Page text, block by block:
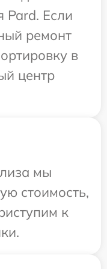
Pard. Если
ремонт
в
центр
мы
стоимость,
к